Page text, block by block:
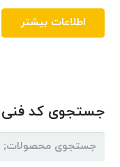
اطلاعات بیشتر
جستجوی کد
جستجو